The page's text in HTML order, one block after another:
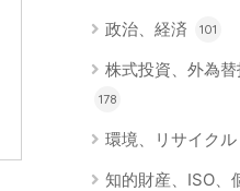
政治、経済 101
株式投資、外為
178
環境、リサイクル
知的財産、ISO、